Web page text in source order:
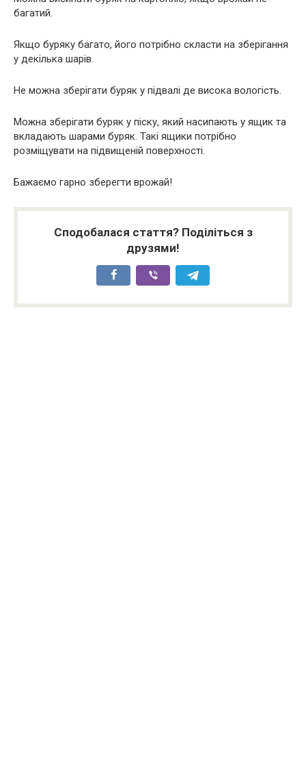
багатий.
Якщо буряку багато, його потрібно скласти на зберігання
у декілька шарів.
Не можна зберігати буряк у підвалі де висока вологість.
Можна зберігати буряк у піску, який насипають у ящик та
вкладають шарами буряк. Такі ящики потрібно
розміщувати на підвищеній поверхності.
Бажаємо гарно зберегти врожай!
Сподобалася стаття? Поділіться з
друзями!